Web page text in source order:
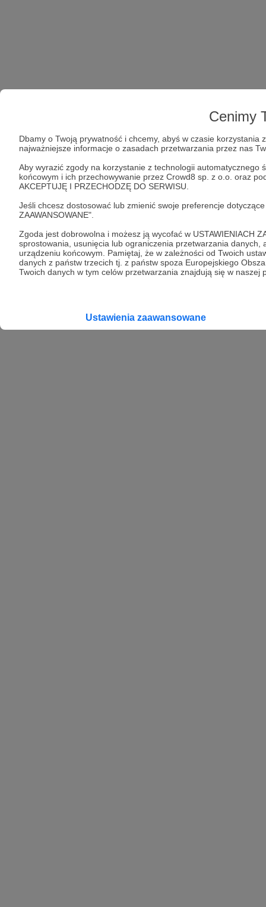
Cenimy
Dbamy o Twoją prywatność i chcemy, abyś w czasie korzystania
najważniejsze informacje o zasadach przetwarzania przez nas
Aby wyrazić zgody na korzystanie z technologii
końcowym i ich przechowywanie przez Crowd8 sp. z o.o. oraz
AKCEPTUJĘ I PRZECHODZĘ DO SERWISU.
Jeśli chcesz dostosować lub zmienić swoje preferencje
ZAAWANSOWANE".
Zgoda jest dobrowolna i możesz ją wycofać w USTAWIENIACH
sprostowania, usunięcia lub ograniczenia przetwarzania
urządzeniu końcowym. Pamiętaj, że w zależności od Twoich
danych z państw trzecich tj. z państw spoza Europejskiego
Twoich danych w tym celów przetwarzania znajdują się w naszej
Ustawienia zaawansowane